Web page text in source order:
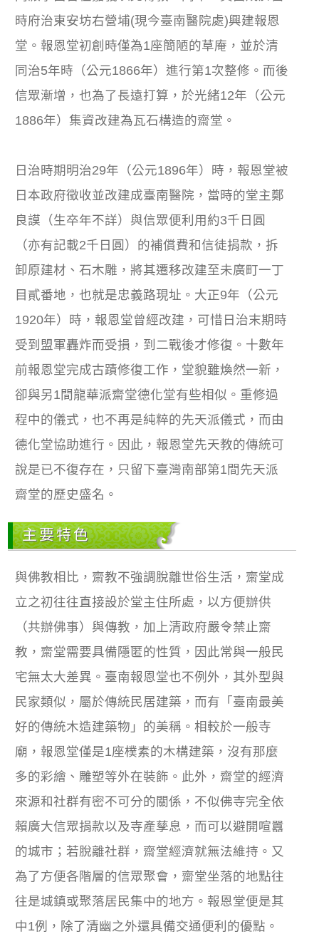
時府治東安坊右營埔(現今臺南醫院處)興建報恩
堂。報恩堂初創時僅為1座簡陋的草庵，並於清
同治5年時（公元1866年）進行第1次整修。而後
信眾漸增，也為了長遠打算，於光緒12年（公元
1886年）集資改建為瓦石構造的齋堂。
日治時期明治29年（公元1896年）時，報恩堂被
日本政府徵收並改建成臺南醫院，當時的堂主鄭
良謨（生卒年不詳）與信眾便利用約3千日圓
（亦有記載2千日圓）的補償費和信徒捐款，拆
卸原建材、石木雕，將其遷移改建至未廣町一丁
目貳番地，也就是忠義路現址。大正9年（公元
1920年）時，報恩堂曾經改建，可惜日治末期時
受到盟軍轟炸而受損，到二戰後才修復。十數年
前報恩堂完成古蹟修復工作，堂貌雖煥然一新，
卻與另1間龍華派齋堂德化堂有些相似。重修過
程中的儀式，也不再是純粹的先天派儀式，而由
德化堂協助進行。因此，報恩堂先天教的傳統可
說是已不復存在，只留下臺灣南部第1間先天派
齋堂的歷史盛名。
主要特色
與佛教相比，齋教不強調脫離世俗生活，齋堂成
立之初往往直接設於堂主住所處，以方便辦供
（共辦佛事）與傳教，加上清政府嚴令禁止齋
教，齋堂需要具備隱匿的性質，因此常與一般民
宅無太大差異。臺南報恩堂也不例外，其外型與
民家類似，屬於傳統民居建築，而有「臺南最美
好的傳統木造建築物」的美稱。相較於一般寺
廟，報恩堂僅是1座樸素的木構建築，沒有那麼
多的彩繪、雕塑等外在裝飾。此外，齋堂的經濟
來源和社群有密不可分的關係，不似佛寺完全依
賴廣大信眾捐款以及寺產孳息，而可以避開喧囂
的城市；若脫離社群，齋堂經濟就無法維持。又
為了方便各階層的信眾聚會，齋堂坐落的地點往
往是城鎮或聚落居民集中的地方。報恩堂便是其
中1例，除了清幽之外還具備交通便利的優點。